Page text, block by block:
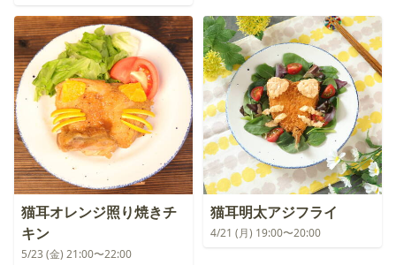
猫耳オレンジ照り焼きチ
キン
5/23 (金) 21:00〜22:00
猫耳明太アジフライ
4/21 (月) 19:00〜20:00